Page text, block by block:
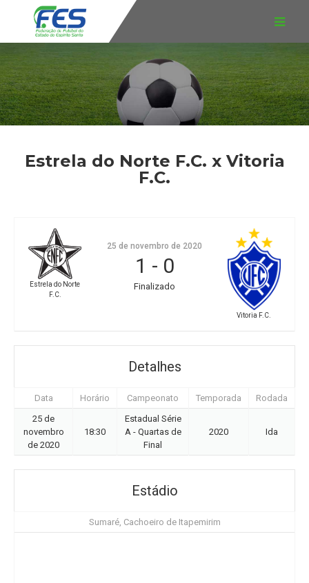
Estrela do Norte F.C. x Vitoria
F.C.
Estrela do Norte
F.C.
Vitoria F.C.
25 de novembro de 2020
1 - 0
Finalizado
Detalhes
Data Horário Campeonato Temporada
Rodada
25 de
novembro
de 2020
18:30
Estadual Série
A - Quartas de
Final
2020 Ida
Estádio
Sumaré, Cachoeiro de Itapemirim